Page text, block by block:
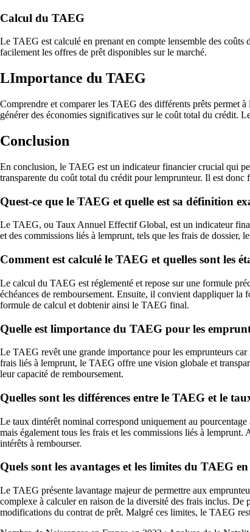
Calcul du TAEG
Le TAEG est calculé en prenant en compte lensemble des
facilement les offres de prêt disponibles sur le marché.
LImportance du TAEG
Comprendre et comparer les TAEG des différents prêts permet
générer des économies significatives sur le coût total du crédit.
Conclusion
En conclusion, le TAEG est un indicateur financier crucial qui
transparente du coût total du crédit pour lemprunteur. Il est
Quest-ce que le TAEG et quelle est sa définition
Le TAEG, ou Taux Annuel Effectif Global, est un indicateur
et des commissions liés à lemprunt, tels que les frais de dossier,
Comment est calculé le TAEG et quelles sont les
Le calcul du TAEG est réglementé et repose sur une formule
échéances de remboursement. Ensuite, il convient dappliquer
formule de calcul et dobtenir ainsi le TAEG final.
Quelle est limportance du TAEG pour les
Le TAEG revêt une grande importance pour les emprunteurs
frais liés à lemprunt, le TAEG offre une vision globale et
leur capacité de remboursement.
Quelles sont les différences entre le TAEG et le
Le taux dintérêt nominal correspond uniquement au
mais également tous les frais et les commissions liés à
intérêts à rembourser.
Quels sont les avantages et les limites du TAEG
Le TAEG présente lavantage majeur de permettre aux
complexe à calculer en raison de la diversité des frais inclus. De
modifications du contrat de prêt. Malgré ces limites, le TAEG